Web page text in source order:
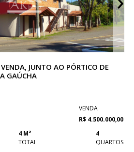
JUNTO AO PÓRTICO DE
GAÚCHA
VENDA
R$ 4.500.000,00
4 M²
TOTAL
4
QUARTOS